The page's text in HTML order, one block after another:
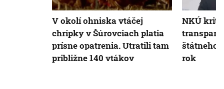
V okolí ohniska vtáčej
chrípky v Šúrovciach platia
prísne opatrenia. Utratili tam
približne 140 vtákov
NKÚ
štátneho
rok